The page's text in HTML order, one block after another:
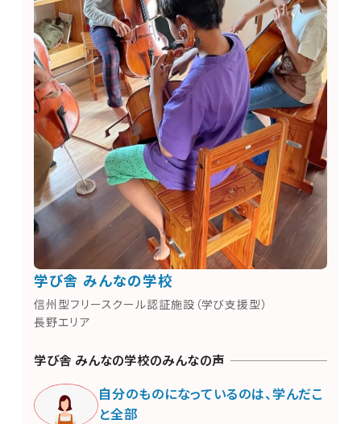
学び舎 みんなの学校
信州型フリースクール認証施設（学び支援型）
長野エリア
学び舎 みんなの学校のみんなの声
自分のものになっているのは、学んだこ
と全部